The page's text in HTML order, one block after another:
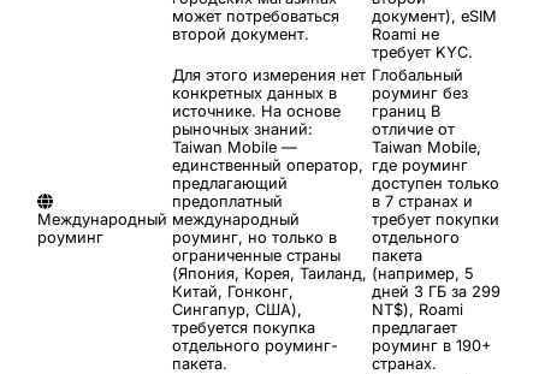
может потребоваться
второй документ.
документ), eSIM
Roami не
требует KYC.
Международный
роуминг
Для этого измерения нет
конкретных данных в
источнике. На основе
рыночных знаний:
Taiwan Mobile —
единственный оператор,
предлагающий
предоплатный
международный
роуминг, но только в
ограниченные страны
(Япония, Корея, Таиланд,
Китай, Гонконг,
Сингапур, США),
требуется покупка
отдельного роуминг-
пакета.
Глобальный
роуминг без
границ В
отличие от
Taiwan Mobile,
где роуминг
доступен только
в 7 странах и
требует покупки
отдельного
пакета
(например, 5
дней 3 ГБ за 299
NT$), Roami
предлагает
роуминг в 190+
странах.